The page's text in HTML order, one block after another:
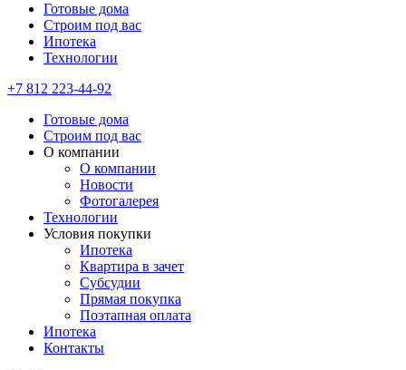
Готовые дома
Строим под вас
Ипотека
Технологии
+7 812 223-44-92
Готовые дома
Строим под вас
О компании
О компании
Новости
Фотогалерея
Технологии
Условия покупки
Ипотека
Квартира в зачет
Субсудии
Прямая покупка
Поэтапная оплата
Ипотека
Контакты